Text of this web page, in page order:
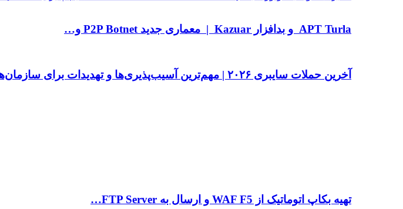
APT Turla و بدافزار Kazuar | معماری جدید P2P Botnet و…
آخرین حملات سایبری ۲۰۲۶ | مهم‌ترین آسیب‌پذیری‌ها و تهدیدات برای سازمان‌های…
تهیه بکاپ اتوماتیک از WAF F5 و ارسال به FTP Server…